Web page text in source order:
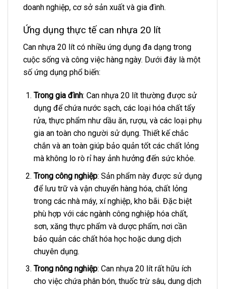
doanh nghiệp, cơ sở sản xuất và gia đình.
Ứng dụng thực tế can nhựa 20 lít
Can nhựa 20 lít có nhiều ứng dụng đa dạng trong
cuộc sống và công việc hàng ngày. Dưới đây là một
số ứng dụng phổ biến:
Trong gia đình: Can nhựa 20 lít thường được sử
dụng để chứa nước sạch, các loại hóa chất tẩy
rửa, thực phẩm như dầu ăn, rượu, và các loại phụ
gia an toàn cho người sử dụng. Thiết kế chắc
chắn và an toàn giúp bảo quản tốt các chất lỏng
mà không lo rò rỉ hay ảnh hưởng đến sức khỏe.
Trong công nghiệp: Sản phẩm này được sử dụng
để lưu trữ và vận chuyển hàng hóa, chất lỏng
trong các nhà máy, xí nghiệp, kho bãi. Đặc biệt
phù hợp với các ngành công nghiệp hóa chất,
sơn, xăng thực phẩm và dược phẩm, nơi cần
bảo quản các chất hóa học hoặc dung dịch
chuyên dụng.
Trong nông nghiệp: Can nhựa 20 lít rất hữu ích
cho việc chứa phân bón, thuốc trừ sâu, dung dịch